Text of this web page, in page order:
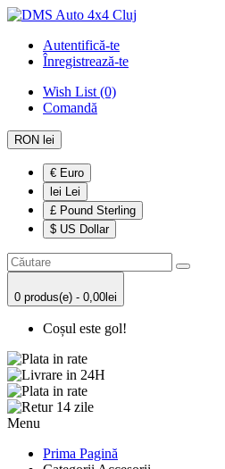
Autentifică-te
Înregistrează-te
Wish List (0)
Comandă
RON lei
€ Euro
lei Lei
£ Pound Sterling
$ US Dollar
0 produs(e) - 0,00lei
Coșul este gol!
Menu
Prima Pagină